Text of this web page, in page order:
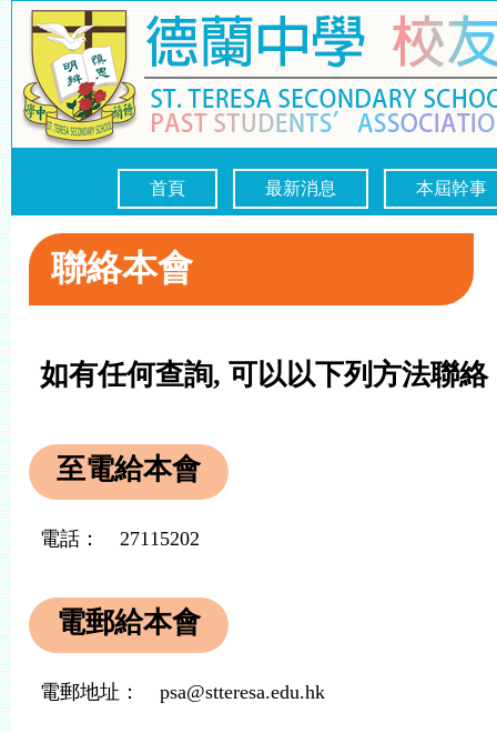
首頁 最新消息 本屆幹事
聯絡本會
如有任何查詢, 可以以下列方法聯絡
至電給本會
電話： 27115202
電郵給本會
電郵地址： psa@stteresa.edu.hk